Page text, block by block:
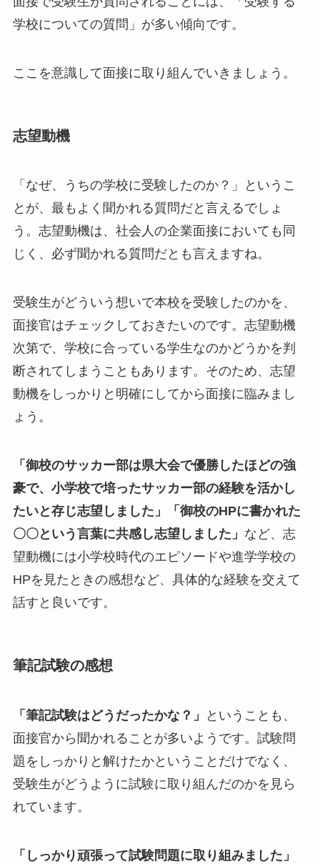
学校についての質問」が多い傾向です。
ここを意識して面接に取り組んでいきましょう。
志望動機
「なぜ、うちの学校に受験したのか？」というこ
とが、最もよく聞かれる質問だと言えるでしょ
う。志望動機は、社会人の企業面接においても同
じく、必ず聞かれる質問だとも言えますね。
受験生がどういう想いで本校を受験したのかを、
面接官はチェックしておきたいのです。志望動機
次第で、学校に合っている学生なのかどうかを判
断されてしまうこともあります。そのため、志望
動機をしっかりと明確にしてから面接に臨みまし
ょう。
「御校のサッカー部は県大会で優勝したほどの強
豪で、小学校で培ったサッカー部の経験を活かし
たいと存じ志望しました」「御校のHPに書かれた
〇〇という言葉に共感し志望しました」 など、志
望動機には小学校時代のエピソードや進学学校の
HPを見たときの感想など、具体的な経験を交えて
話すと良いです。
筆記試験の感想
「筆記試験はどうだったかな？」
ということも、
面接官から聞かれることが多いようです。試験問
題をしっかりと解けたかということだけでなく、
受験生がどうように試験に取り組んだのかを見ら
れています。
「しっかり頑張って試験問題に取り組みました」